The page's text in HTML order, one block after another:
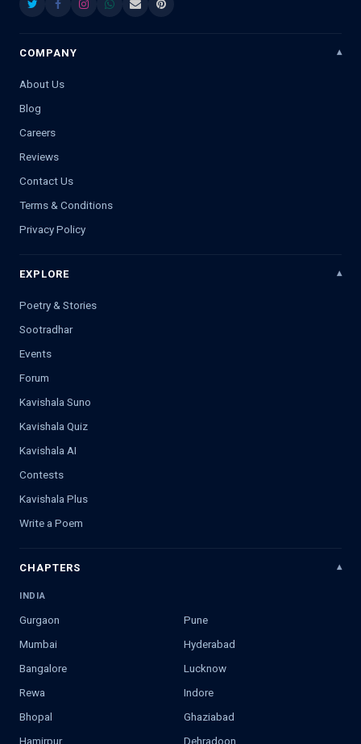
COMPANY
About Us
Blog
Careers
Reviews
Contact Us
Terms & Conditions
Privacy Policy
EXPLORE
Poetry & Stories
Sootradhar
Events
Forum
Kavishala Suno
Kavishala Quiz
Kavishala AI
Contests
Kavishala Plus
Write a Poem
CHAPTERS
INDIA
Gurgaon
Pune
Mumbai
Hyderabad
Bangalore
Lucknow
Rewa
Indore
Bhopal
Ghaziabad
Hamirpur
Dehradoon